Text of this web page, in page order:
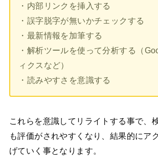
・内部リンクを挿入する
・誤字脱字が無いかチェックする
・最新情報を加筆する
・解析ツールを使って分析する（
ィクスなど）
・読みやすさを意識する
これらを意識してリライトする事で、
も評価がされやすくなり、結果的にア
げていく事となります。